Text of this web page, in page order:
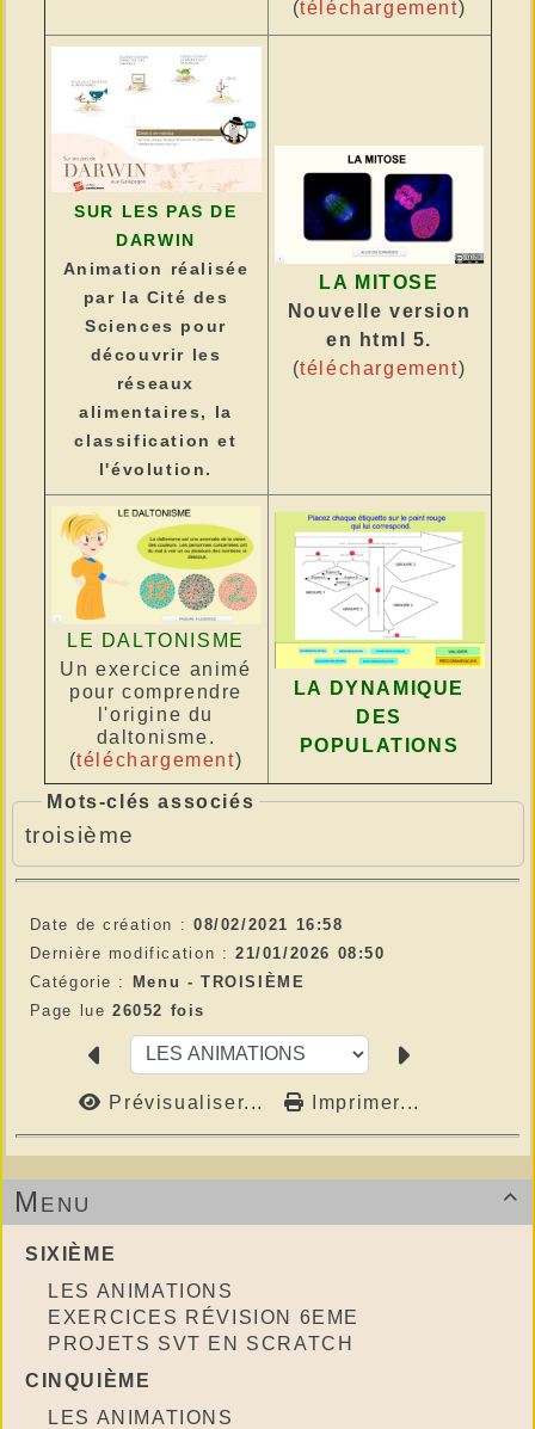

Menu
SIXIÈME
LES ANIMATIONS
EXERCICES RÉVISION 6EME
PROJETS SVT EN SCRATCH
CINQUIÈME
LES ANIMATIONS
(téléchargement)
SUR LES PAS DE
DARWIN
Animation réalisée
par la Cité des
Sciences pour
découvrir les
réseaux
alimentaires, la
classification et
l'évolution.
LA MITOSE
Nouvelle version
en html 5.
(téléchargement)
LE DALTONISME
Un exercice animé
pour comprendre
l'origine du
daltonisme.
(téléchargement)
LA DYNAMIQUE
DES
POPULATIONS
Mots-clés associés
troisième
Date de création : 08/02/2021 16:58
Dernière modification : 21/01/2026 08:50
Catégorie : Menu - TROISIÈME
Page lue 26052 fois
Prévisualiser... Imprimer...